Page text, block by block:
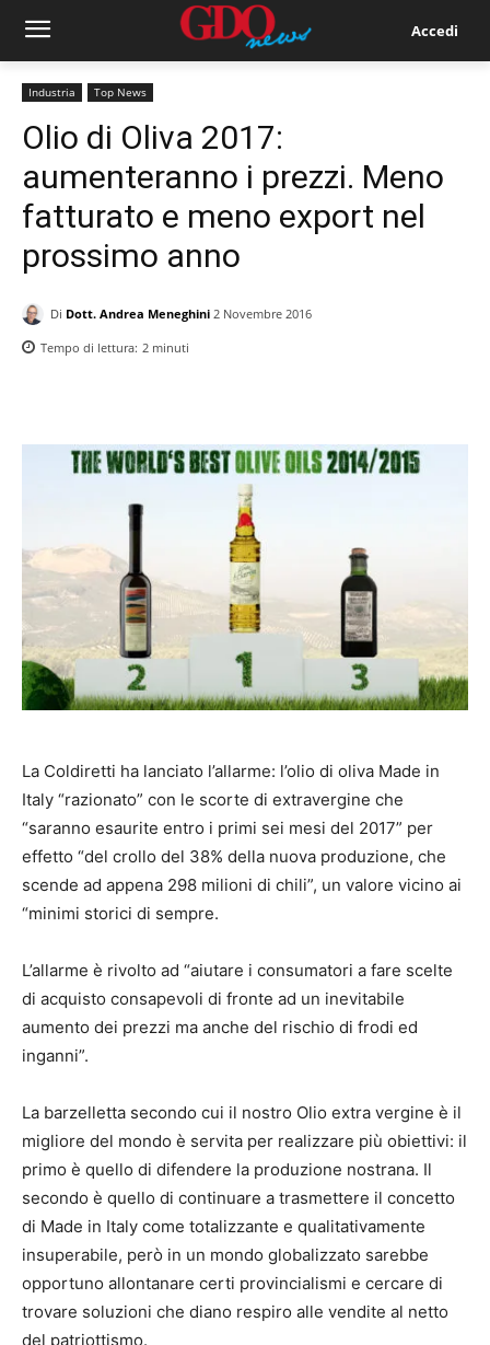
Accedi
Industria Top News
Olio di Oliva 2017:
aumenteranno i prezzi. Meno
fatturato e meno export nel
prossimo anno
Di Dott. Andrea Meneghini 2 Novembre 2016
Tempo di lettura: 2 minuti
La Coldiretti ha lanciato l’allarme: l’olio di oliva Made in
Italy “razionato” con le scorte di extravergine che
“saranno esaurite entro i primi sei mesi del 2017” per
effetto “del crollo del 38% della nuova produzione, che
scende ad appena 298 milioni di chili”, un valore vicino ai
“minimi storici di sempre.
L’allarme è rivolto ad “aiutare i consumatori a fare scelte
di acquisto consapevoli di fronte ad un inevitabile
aumento dei prezzi ma anche del rischio di frodi ed
inganni”.
La barzelletta secondo cui il nostro Olio extra vergine è il
migliore del mondo è servita per realizzare più obiettivi: il
primo è quello di difendere la produzione nostrana. Il
secondo è quello di continuare a trasmettere il concetto
di Made in Italy come totalizzante e qualitativamente
insuperabile, però in un mondo globalizzato sarebbe
opportuno allontanare certi provincialismi e cercare di
trovare soluzioni che diano respiro alle vendite al netto
del patriottismo.